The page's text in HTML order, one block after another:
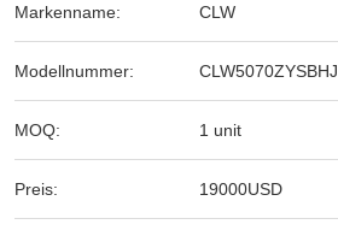
Markenname: CLW
Modellnummer: CLW5070ZYSBHJ
MOQ: 1 unit
Preis: 19000USD